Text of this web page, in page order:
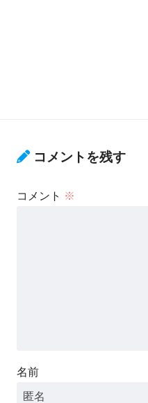
コメントを残す
コメント ※
名前